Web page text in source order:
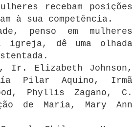
recebam posições
à sua competência.
penso em mulheres
igreja, dê uma olhada
Ir. Elizabeth Johnson,
Pilar Aquino, Irmã
Phyllis Zagano, C.
de Maria, Mary Ann